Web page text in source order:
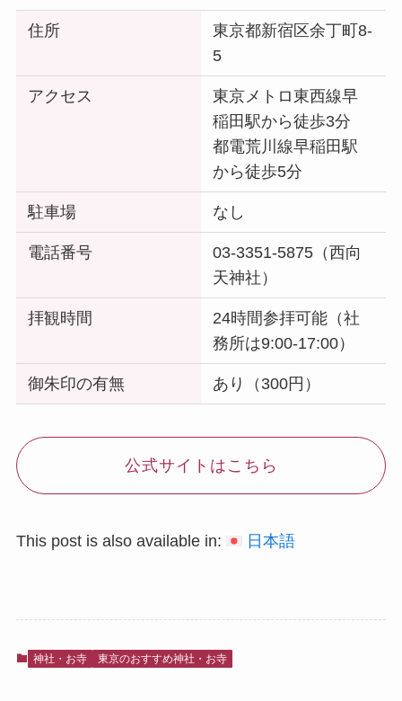
住所
東京都新宿区余丁町8-
5
アクセス
東京メトロ東西線早
稲田駅から徒歩3分
都電荒川線早稲田駅
から徒歩5分
駐車場 なし
電話番号
03-3351-5875（西向
天神社）
拝観時間
24時間参拝可能（社
務所は9:00-17:00）
御朱印の有無 あり（300円）
公式サイトはこちら
This post is also available in: 日本語
神社・お寺 東京のおすすめ神社・お寺